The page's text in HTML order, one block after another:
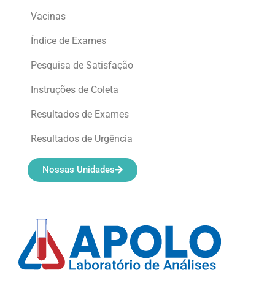
Vacinas
Índice de Exames
Pesquisa de Satisfação
Instruções de Coleta
Resultados de Exames
Resultados de Urgência
Nossas Unidades